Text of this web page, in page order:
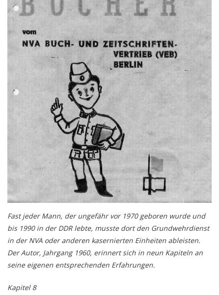
Fast jeder Mann, der ungefähr vor 1970 geboren wurde und
bis 1990 in der DDR lebte, musste dort den Grundwehrdienst
in der NVA oder anderen kasernierten Einheiten ableisten.
Der Autor, Jahrgang 1960, erinnert sich in neun Kapiteln an
seine eigenen entsprechenden Erfahrungen.
Kapitel 8